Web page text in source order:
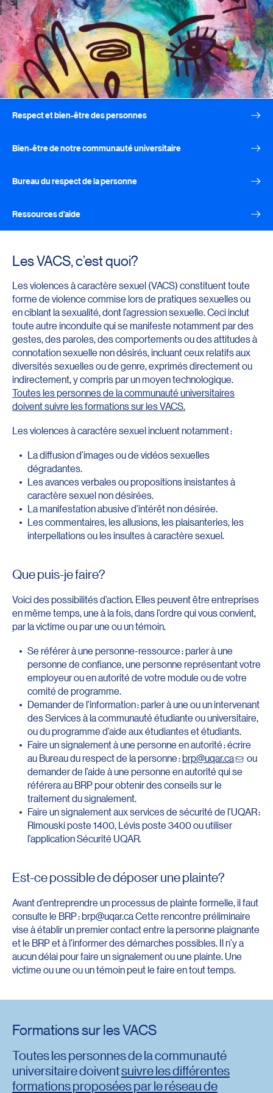
Respect et bien-être des personnes
Bien-être de notre communauté universitaire
Bureau du respect de la personne
Ressources d’aide
Les VACS, c’est quoi?
Les violences à caractère sexuel (VACS) constituent toute
forme de violence commise lors de pratiques sexuelles ou
en ciblant la sexualité, dont l’agression sexuelle. Ceci inclut
toute autre inconduite qui se manifeste notamment par des
gestes, des paroles, des comportements ou des attitudes à
connotation sexuelle non désirés, incluant ceux relatifs aux
diversités sexuelles ou de genre, exprimés directement ou
indirectement, y compris par un moyen technologique.
Toutes les personnes de la communauté universitaires
doivent suivre les formations sur les VACS.
Les violences à caractère sexuel incluent notamment :
La diffusion d’images ou de vidéos sexuelles
dégradantes.
Les avances verbales ou propositions insistantes à
caractère sexuel non désirées.
La manifestation abusive d’intérêt non désirée.
Les commentaires, les allusions, les plaisanteries, les
interpellations ou les insultes à caractère sexuel.
Que puis-je faire?
Voici des possibilités d’action. Elles peuvent être entreprises
en même temps, une à la fois, dans l’ordre qui vous convient,
par la victime ou par une ou un témoin.
Se référer à une personne-ressource : parler à une
personne de confiance, une personne représentant votre
employeur ou en autorité de votre module ou de votre
comité de programme.
Demander de l’information : parler à une ou un intervenant
des Services à la communauté étudiante ou universitaire,
ou du programme d’aide aux étudiantes et étudiants.
Faire un signalement à une personne en autorité : écrire
au Bureau du respect de la personne :brp@uqar.ca
ou
demander de l’aide à une personne en autorité qui se
référera au BRP pour obtenir des conseils sur le
traitement du signalement.
Faire un signalement aux services de sécurité de l’UQAR :
Rimouski poste 1400, Lévis poste 3400 ou utiliser
l’application Sécurité UQAR.
Est-ce possible de déposer une plainte?
Avant d’entreprendre un processus de plainte formelle, il faut
consulte le BRP : brp@uqar.ca Cette rencontre préliminaire
vise à établir un premier contact entre la personne plaignante
et le BRP et à l’informer des démarches possibles. Il n’y a
aucun délai pour faire un signalement ou une plainte. Une
victime ou une ou un témoin peut le faire en tout temps.
Formations sur les VACS
Toutes les personnes de la communauté
universitaire doiventsuivre les différentes
formations proposées par le réseau de